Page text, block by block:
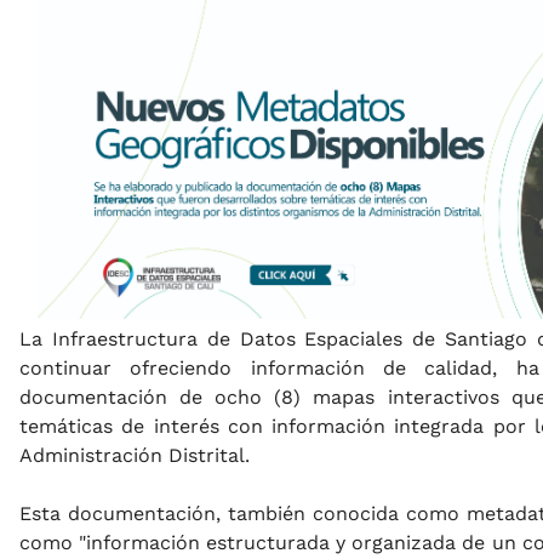
La Infraestructura de Datos Espaciales de Santiago
continuar ofreciendo información de calidad,
documentación de ocho (8) mapas interactivos
temáticas de interés con información integrada por
Administración Distrital.
Esta documentación, también conocida como
como "información estructurada y organizada de un